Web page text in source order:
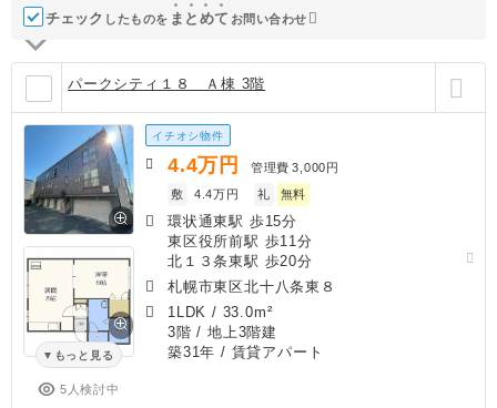
チェック したものを ま と めて お問い合わせ
パークシティ１８ Ａ棟 3階
もっと見る
5人検討中
イチオシ物件
4.4万円 管理費 3,000円
敷
4.4万円 礼 無料
環状通東駅 歩15分
東区役所前駅 歩11分
北１３条東駅 歩20分
札幌市東区北十八条東８
1LDK / 33.0m²
3階 / 地上3階建
築31年 / 賃貸アパート